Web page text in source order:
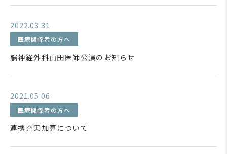
2022.03.31
医療関係者の方へ
脳神経外科山田医師公演のお知らせ
2021.05.06
医療関係者の方へ
連携充実加算について